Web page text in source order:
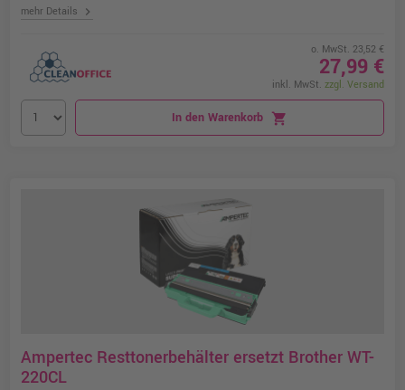
mehr Details chevron_right
o. MwSt. 23,52 €
27,99 €
inkl. MwSt. zzgl. Versand
In den Warenkorb shopping_cart
Ampertec Resttonerbehälter ersetzt Brother WT-
220CL